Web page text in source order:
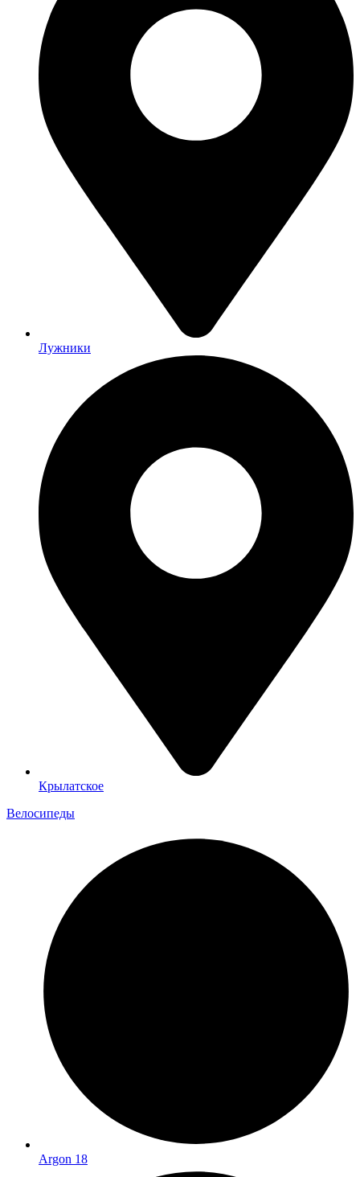
Лужники
Крылатское
Велосипеды
Argon 18